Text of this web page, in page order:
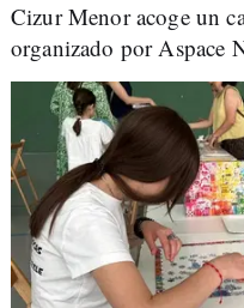
Cizur Menor acoge un
organizado por Aspace